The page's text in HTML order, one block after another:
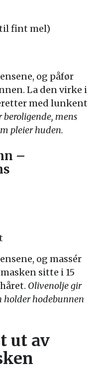
fint mel)
og påfør
La den virke i
med lunkent
mens
pleier huden.
–
og massér
sitte i 15
Olivenolje gir
holder hodebunnen
ut av